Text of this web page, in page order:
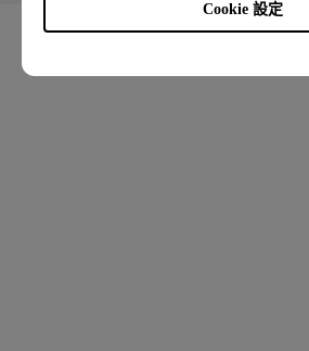
Cookie 設定